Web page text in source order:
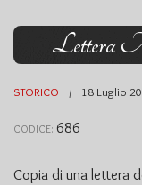
Lettera
STORICO 18 Luglio
CODICE: 686
Copia di una lettera